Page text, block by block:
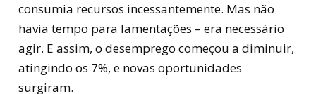
consumia recursos incessantemente. Mas não
havia tempo para lamentações – era necessário
agir. E assim, o desemprego começou a diminuir,
atingindo os 7%, e novas oportunidades
surgiram.